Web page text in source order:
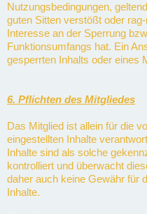
Nutzungsbedingungen,
guten Sitten verstößt oder
Interesse an der Sperrung
Funktionsumfangs hat. Ein
gesperrten Inhalts oder eines
6. Pflichten des Mitgliedes
Das Mitglied ist allein für die
eingestellten Inhalte
Inhalte sind als solche
kontrolliert und überwacht
daher auch keine Gewähr für
Inhalte.